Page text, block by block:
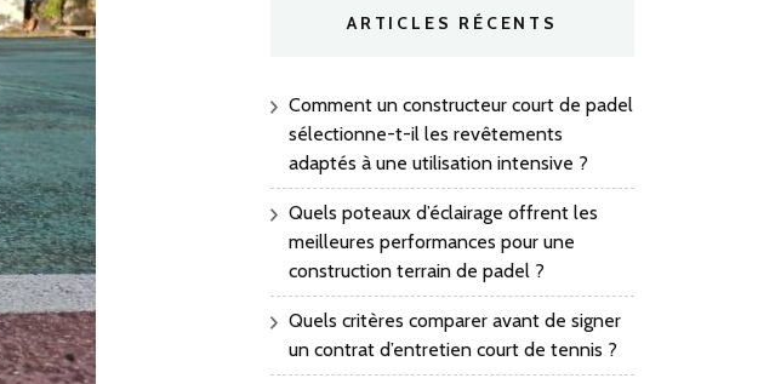
ARTICLES RÉCENTS
Comment un constructeur court de padel
sélectionne-t-il les revêtements
adaptés à une utilisation intensive ?
Quels poteaux d’éclairage offrent les
meilleures performances pour une
construction terrain de padel ?
Quels critères comparer avant de signer
un contrat d’entretien court de tennis ?